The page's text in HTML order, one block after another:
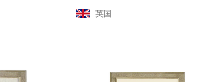
英国